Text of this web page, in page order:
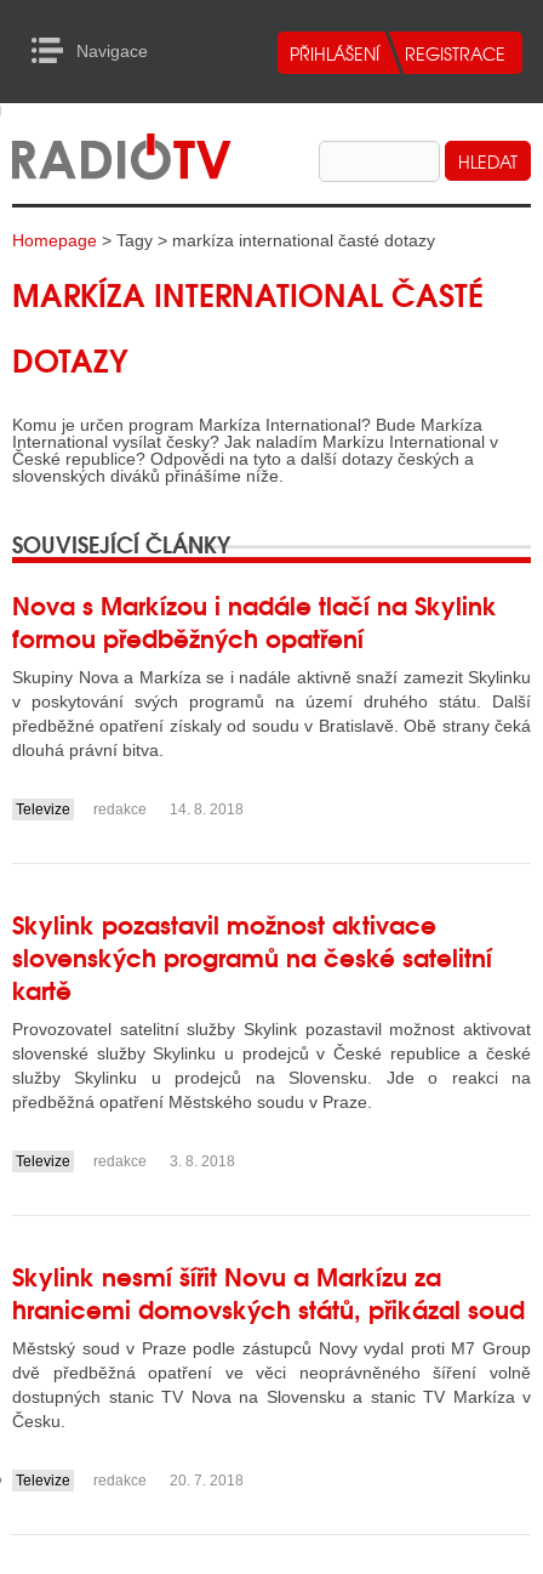
Navigace
RADIA
TELEVIZE
INTERNET
TISK
RÁDIÍ
RÁDIÍ
TELEVIZE
TELEVIZÍ
VYSÍLAČE
INTERNET
STRÁNKY TV
TISK
STÁT BLOGEREM
BLOGERA
DISKUTÉRA NA RADIOTV
to Content
Homepage > Tagy > markíza international časté dotazy
MARKÍZA INTERNATIONAL ČASTÉ
DOTAZY
Komu je určen program Markíza International? Bude Markíza
International vysílat česky? Jak naladím Markízu International v
České republice? Odpovědi na tyto a další dotazy českých a
slovenských diváků přinášíme níže.
SOUVISEJÍCÍ ČLÁNKY
Nova s Markízou i nadále tlačí na Skylink
formou předběžných opatření
Skupiny Nova a Markíza se i nadále aktivně snaží zamezit Skylinku
v poskytování svých programů na území druhého státu. Další
předběžné opatření získaly od soudu v Bratislavě. Obě strany čeká
dlouhá právní bitva.
....
Televize redakce 14. 8. 2018
Skylink pozastavil možnost aktivace
slovenských programů na české satelitní
kartě
Provozovatel satelitní služby Skylink pozastavil možnost aktivovat
slovenské služby Skylinku u prodejců v České republice a české
služby Skylinku u prodejců na Slovensku. Jde o reakci na
předběžná opatření Městského soudu v Praze.
....
Televize redakce 3. 8. 2018
Skylink nesmí šířit Novu a Markízu za
hranicemi domovských států, přikázal soud
Městský soud v Praze podle zástupců Novy vydal proti M7 Group
dvě předběžná opatření ve věci neoprávněného šíření volně
dostupných stanic TV Nova na Slovensku a stanic TV Markíza v
Česku.
....
Televize redakce 20. 7. 2018